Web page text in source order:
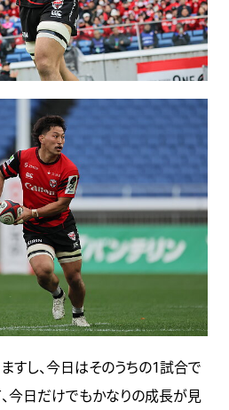
すし、今日はそのうちの1試合で
、今日だけでもかなりの成長が見